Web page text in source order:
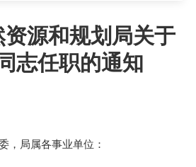
源和规划局关于
志任职的通知
，局属各事业单位：